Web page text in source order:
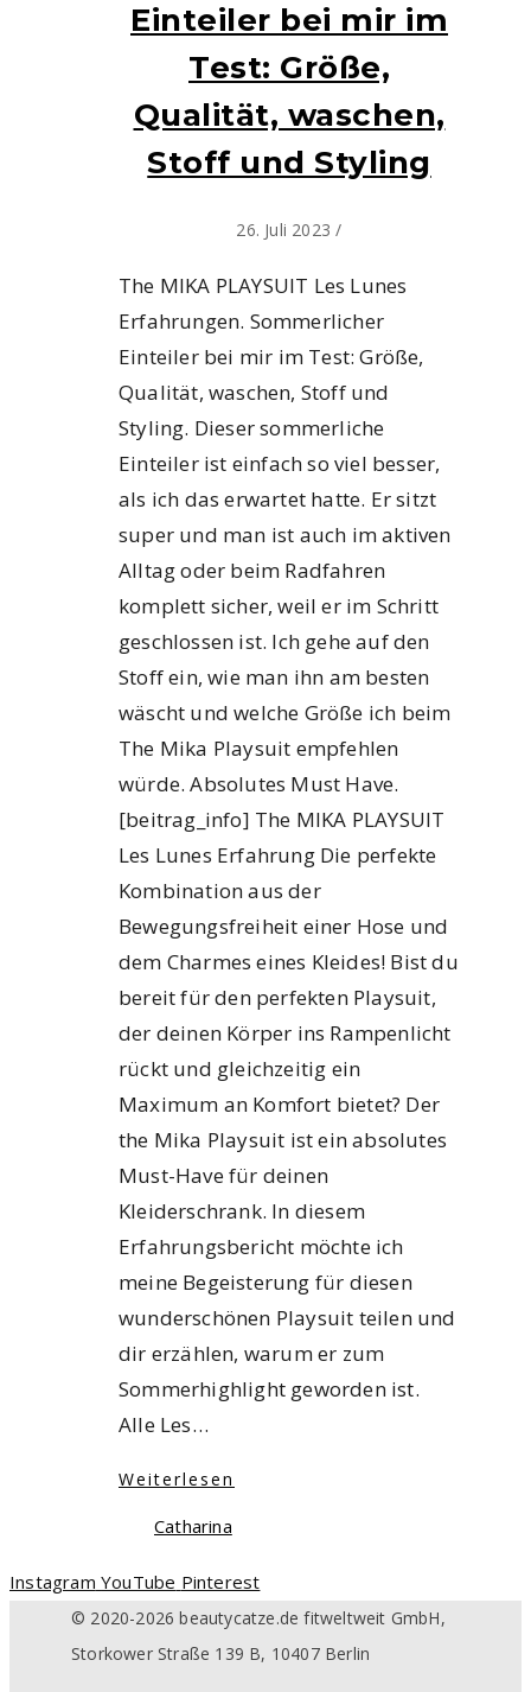
Einteiler bei mir im
Test: Größe,
Qualität, waschen,
Stoff und Styling
26. Juli 2023 /
The MIKA PLAYSUIT Les Lunes
Erfahrungen. Sommerlicher
Einteiler bei mir im Test: Größe,
Qualität, waschen, Stoff und
Styling. Dieser sommerliche
Einteiler ist einfach so viel besser,
als ich das erwartet hatte. Er sitzt
super und man ist auch im aktiven
Alltag oder beim Radfahren
komplett sicher, weil er im Schritt
geschlossen ist. Ich gehe auf den
Stoff ein, wie man ihn am besten
wäscht und welche Größe ich beim
The Mika Playsuit empfehlen
würde. Absolutes Must Have.
[beitrag_info] The MIKA PLAYSUIT
Les Lunes Erfahrung Die perfekte
Kombination aus der
Bewegungsfreiheit einer Hose und
dem Charmes eines Kleides! Bist du
bereit für den perfekten Playsuit,
der deinen Körper ins Rampenlicht
rückt und gleichzeitig ein
Maximum an Komfort bietet? Der
the Mika Playsuit ist ein absolutes
Must-Have für deinen
Kleiderschrank. In diesem
Erfahrungsbericht möchte ich
meine Begeisterung für diesen
wunderschönen Playsuit teilen und
dir erzählen, warum er zum
Sommerhighlight geworden ist.
Alle Les…
Weiterlesen
Catharina
Instagram YouTube Pinterest
© 2020-2026 beautycatze.de fitweltweit GmbH,
Storkower Straße 139 B, 10407 Berlin